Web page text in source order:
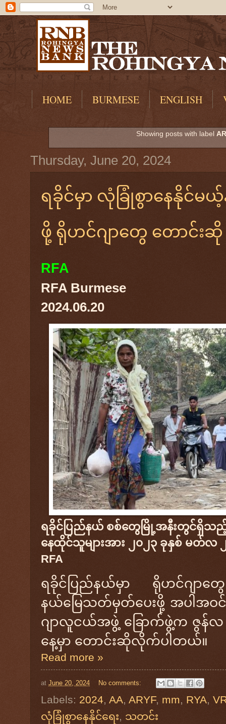
HOME BURMESE ENGLISH
Showing posts with label
Thursday, June 20, 2024
ရခိုင်မှာ လုံခြုံစွာနေနိုင်
ဖို့ ရိုဟင်ဂျာတွေ တောင်းဆို
RFA
RFA Burmese
2024.06.20
ရခိုင်ပြည်နယ် စစ်တွေမြို့အနီးတွင်ရှိသ
နေထိုင်သူများအား ၂၀၂၃ ခုနှစ် မတ်လ
RFA
ရခိုင်ပြည်နယ်မှာ ရိုဟင်ဂျာတွ
နယ်မြေသတ်မှတ်ပေးဖို့ အပါအ
ဂျာလူငယ်အဖွဲ့ ခြောက်ဖွဲ့က ဇွန်လ
နေ့မှာ တောင်းဆိုလိုက်ပါတယ်။
Read more »
at June 20, 2024 No comments:
Labels: 2024, AA, ARYF, mm, RYA,
လုံခြုံစွာနေနိုင်ရေး, သတင်း